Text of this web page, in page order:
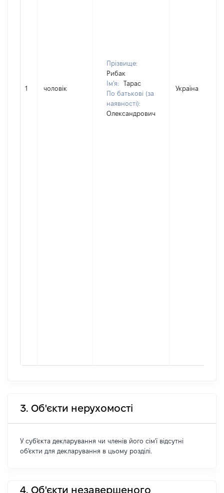
1 чоловік
Прізвище:
Рибак
Ім'я:
Тарас
По батькові (за
наявності):
Олександрович
Україна
3. Об'єкти нерухомості
У суб'єкта декларування чи членів його сім'ї відсутні
об'єкти для декларування в цьому розділі.
4. Об'єкти незавершеного